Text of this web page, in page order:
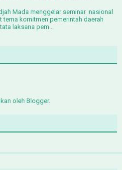
Mada menggelar seminar nasional
tema komitmen pemerintah daerah
laksana pem...
oleh Blogger.